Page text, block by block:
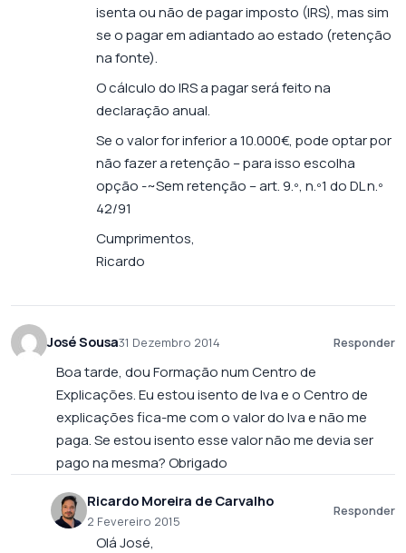
isenta ou não de pagar imposto (IRS), mas sim
se o pagar em adiantado ao estado (retenção
na fonte).
O cálculo do IRS a pagar será feito na
declaração anual.
Se o valor for inferior a 10.000€, pode optar por
não fazer a retenção – para isso escolha
opção -~Sem retenção – art. 9.º, n.º1 do DL n.º
42/91
Cumprimentos,
Ricardo
José Sousa31 Dezembro 2014 Responder
Boa tarde, dou Formação num Centro de
Explicações. Eu estou isento de Iva e o Centro de
explicações fica-me com o valor do Iva e não me
paga. Se estou isento esse valor não me devia ser
pago na mesma? Obrigado
Ricardo Moreira de Carvalho
2 Fevereiro 2015
Responder
Olá José,